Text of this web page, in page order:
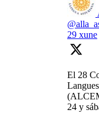
29 xune
El 28
24 y